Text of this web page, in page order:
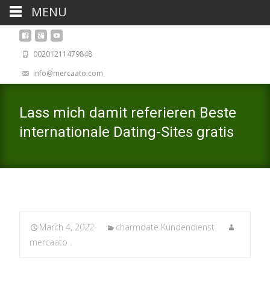
00201211479848
info@mercaato.com
Lass mich damit referieren Beste
internationale Dating-Sites gratis
March 4, 2022
charmdate Kundendienst
mercaato .
MENU